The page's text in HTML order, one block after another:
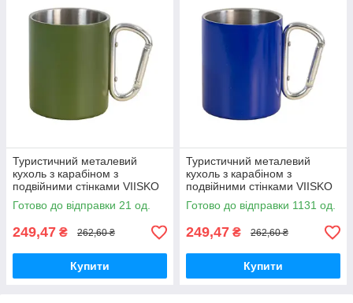
Туристичний металевий
кухоль з карабіном з
подвійними стінками VIISKO
300 мл хакі
Готово до відправки 21 од.
249,47 ₴ 262,60 ₴
Купити
Туристичний металевий
кухоль з карабіном з
подвійними стінками VIISKO
300 мл синій
Готово до відправки 1131 од.
249,47 ₴ 262,60 ₴
Купити